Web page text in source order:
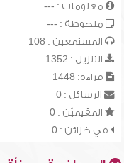
معلومات : ---
ملحوظة : ---
المستمعين : 108
التنزيل : 1352
قراءة: 1448
الرسائل : 0
المقيميّن : 0
في خزائن : 0